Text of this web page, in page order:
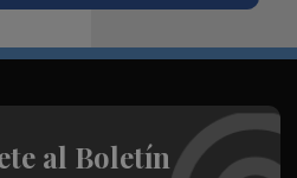
al Boletín